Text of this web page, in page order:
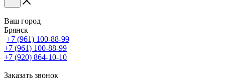
Ваш город
Брянск
+7 (961) 100-88-99
+7 (961) 100-88-99
+7 (920) 864-10-10
Заказать звонок